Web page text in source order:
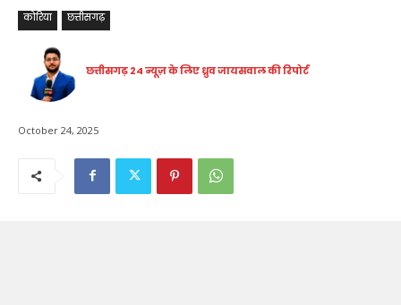
कोरिया छत्तीसगढ़
छत्तीसगढ़ 24 न्यूज़ के लिए ध्रुव जायसवाल की रिपोर्ट
October 24, 2025